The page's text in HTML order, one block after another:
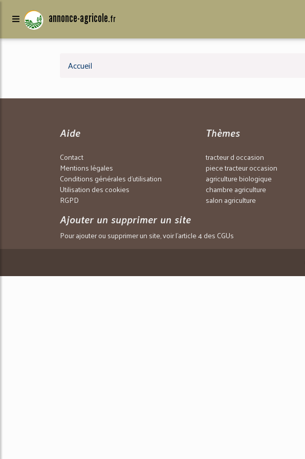
annonce-agricole.fr
Accueil
Aide
Contact
Mentions légales
Conditions générales d'utilisation
Utilisation des cookies
RGPD
Thèmes
tracteur d occasion
piece tracteur occasion
agriculture biologique
chambre agriculture
salon agriculture
Ajouter un supprimer un site
Pour ajouter ou supprimer un site, voir l'article 4 des CGUs